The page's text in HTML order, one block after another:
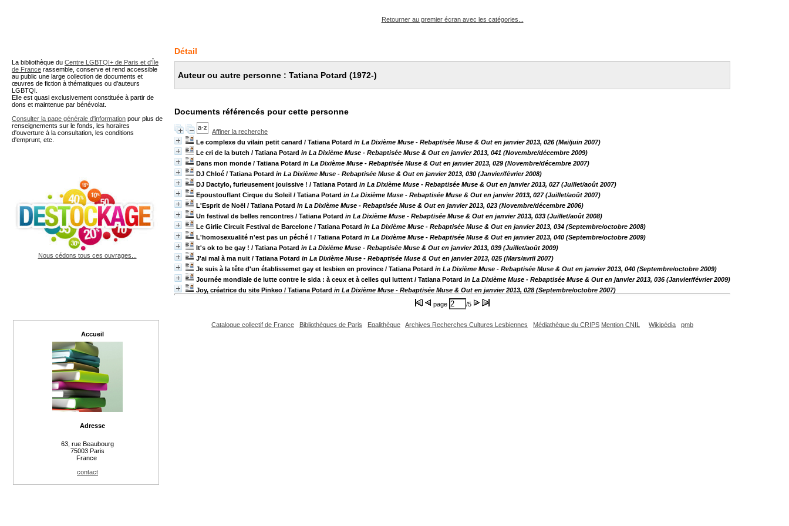
Retourner au premier écran avec les catégories...
Détail
Auteur ou autre personne : Tatiana Potard (1972-)
Documents référencés pour cette personne
Affiner la recherche
Le complexe du vilain petit canard / Tatiana Potard in La Dixième Muse - Rebaptisée Muse & Out en janvier 2013, 026 (Mai/juin 2007)
Le cri de la butch / Tatiana Potard in La Dixième Muse - Rebaptisée Muse & Out en janvier 2013, 041 (Novembre/décembre 2009)
Dans mon monde / Tatiana Potard in La Dixième Muse - Rebaptisée Muse & Out en janvier 2013, 029 (Novembre/décembre 2007)
DJ Chloé / Tatiana Potard in La Dixième Muse - Rebaptisée Muse & Out en janvier 2013, 030 (Janvier/février 2008)
DJ Dactylo, furieusement jouissive ! / Tatiana Potard in La Dixième Muse - Rebaptisée Muse & Out en janvier 2013, 027 (Juillet/août 2007)
Epoustouflant Cirque du Soleil / Tatiana Potard in La Dixième Muse - Rebaptisée Muse & Out en janvier 2013, 027 (Juillet/août 2007)
L'Esprit de Noël / Tatiana Potard in La Dixième Muse - Rebaptisée Muse & Out en janvier 2013, 023 (Novembre/décembre 2006)
Un festival de belles rencontres / Tatiana Potard in La Dixième Muse - Rebaptisée Muse & Out en janvier 2013, 033 (Juillet/août 2008)
Le Girlie Circuit Festival de Barcelone / Tatiana Potard in La Dixième Muse - Rebaptisée Muse & Out en janvier 2013, 034 (Septembre/octobre 2008)
L'homosexualité n'est pas un péché ! / Tatiana Potard in La Dixième Muse - Rebaptisée Muse & Out en janvier 2013, 040 (Septembre/octobre 2009)
It's ok to be gay ! / Tatiana Potard in La Dixième Muse - Rebaptisée Muse & Out en janvier 2013, 039 (Juillet/août 2009)
J'ai mal à ma nuit / Tatiana Potard in La Dixième Muse - Rebaptisée Muse & Out en janvier 2013, 025 (Mars/avril 2007)
Je suis à la tête d'un établissemet gay et lesbien en province / Tatiana Potard in La Dixième Muse - Rebaptisée Muse & Out en janvier 2013, 040 (Septembre/octobre 2009)
Journée mondiale de lutte contre le sida : à ceux et à celles qui luttent / Tatiana Potard in La Dixième Muse - Rebaptisée Muse & Out en janvier 2013, 036 (Janvier/février 2009)
Joy, créatrice du site Pinkeo / Tatiana Potard in La Dixième Muse - Rebaptisée Muse & Out en janvier 2013, 028 (Septembre/octobre 2007)
page
/5
Catalogue collectif de France Bibliothèques de Paris Egalithèque Archives Recherches Cultures Lesbiennes Médiathèque du CRIPS Mention CNIL Wikipédia pmb
La bibliothèque du Centre LGBTQI+ de Paris et d'Île
de France rassemble, conserve et rend accessible
au public une large collection de documents et
œuvres de fiction à thématiques ou d'auteurs
LGBTQI.
Elle est quasi exclusivement constituée à partir de
dons et maintenue par bénévolat.
Consulter la page générale d'information pour plus de
renseignements sur le fonds, les horaires
d'ouverture à la consultation, les conditions
d'emprunt, etc.
Nous cédons tous ces ouvrages...
Accueil
Adresse
63, rue Beaubourg
75003 Paris
France
contact